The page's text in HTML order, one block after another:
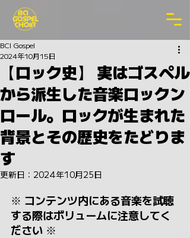
【ロック史】 実はゴスペル
から派生した音楽ロックン
ロール。ロックが生まれた
背景とその歴史をたどりま
す
BCI Gospel
2024年10月15日
更新日： 2024年10月25日
※ コンテンツ内にある音楽を試聴
する際はボリュームに注意してく
ださい ※